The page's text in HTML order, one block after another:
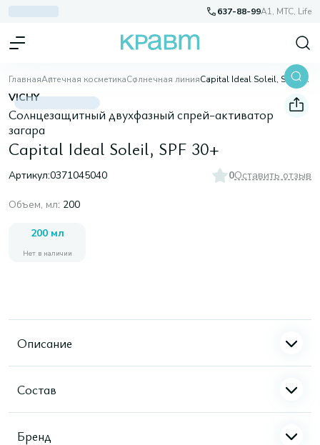
637-88-99A1, МТС, Life
ГлавнаяАптечная косметикаСолнечная линия Capital Ideal Soleil, SPF 30+
VICHY
Солнцезащитный двухфазный спрей-активатор
загара
Capital Ideal Soleil, SPF 30+
Артикул:0371045040 0Оставить отзыв
Объем, мл: 200
200 мл
Нет в наличии
Описание
Состав
Бренд